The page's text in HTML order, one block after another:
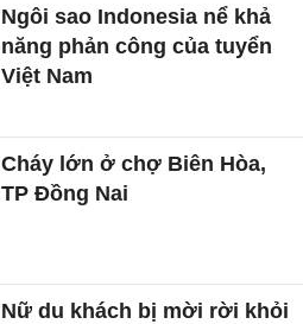
Ngôi sao Indonesia nể khả
năng phản công của tuyển
Việt Nam
Cháy lớn ở chợ Biên Hòa,
TP Đồng Nai
Nữ du khách bị mời rời khỏi